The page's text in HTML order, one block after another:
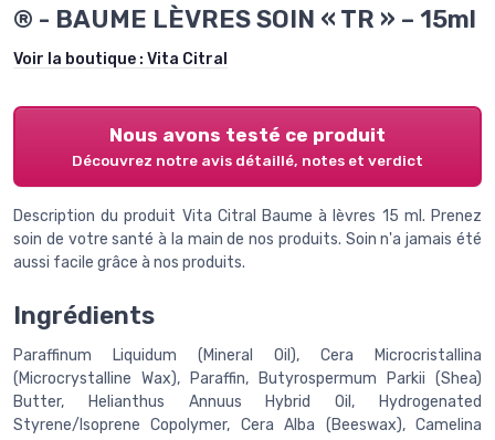
® - BAUME LÈVRES SOIN « TR » – 15ml
Voir la boutique : Vita Citral
Nous avons testé ce produit
Découvrez notre avis détaillé, notes et verdict
Description du produit Vita Citral Baume à lèvres 15 ml. Prenez
soin de votre santé à la main de nos produits. Soin n'a jamais été
aussi facile grâce à nos produits.
Ingrédients
Paraffinum Liquidum (Mineral Oil), Cera Microcristallina
(Microcrystalline Wax), Paraffin, Butyrospermum Parkii (Shea)
Butter, Helianthus Annuus Hybrid Oil, Hydrogenated
Styrene/Isoprene Copolymer, Cera Alba (Beeswax), Camelina